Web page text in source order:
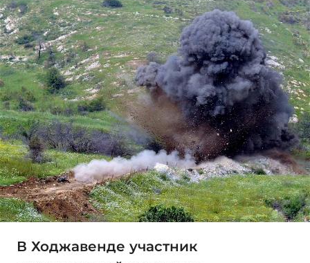
В Ходжавенде участник